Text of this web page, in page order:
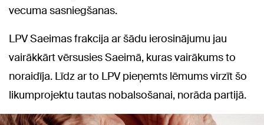
vecuma sasniegšanas.
LPV Saeimas frakcija ar šādu ierosinājumu jau
vairākkārt vērsusies Saeimā, kuras vairākums to
noraidīja. Līdz ar to LPV pieņemts lēmums virzīt šo
likumprojektu tautas nobalsošanai, norāda partijā.